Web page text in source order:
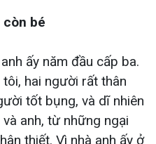
bé
ấy năm đầu cấp ba.
hai người rất thân
tốt bụng, và dĩ nhiên
anh, từ những ngại
thiết. Vì nhà anh ấy ở